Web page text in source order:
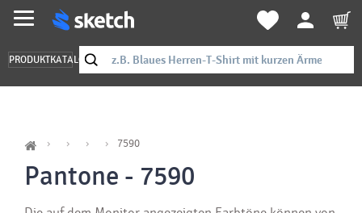
PRODUKTKATALOG
7590
Pantone - 7590